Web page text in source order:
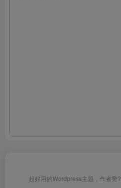
超好用的Wordpress主题，作者赞?